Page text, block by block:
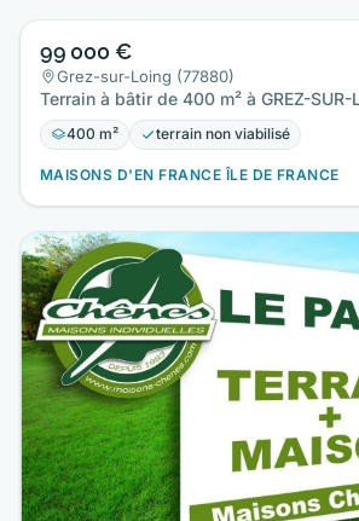
99 000 €
Grez-sur-Loing (77880)
Terrain à bâtir de 400 m² à GREZ-SUR-
400 m² terrain non viabilisé
MAISONS D'EN FRANCE ÎLE DE FRANCE